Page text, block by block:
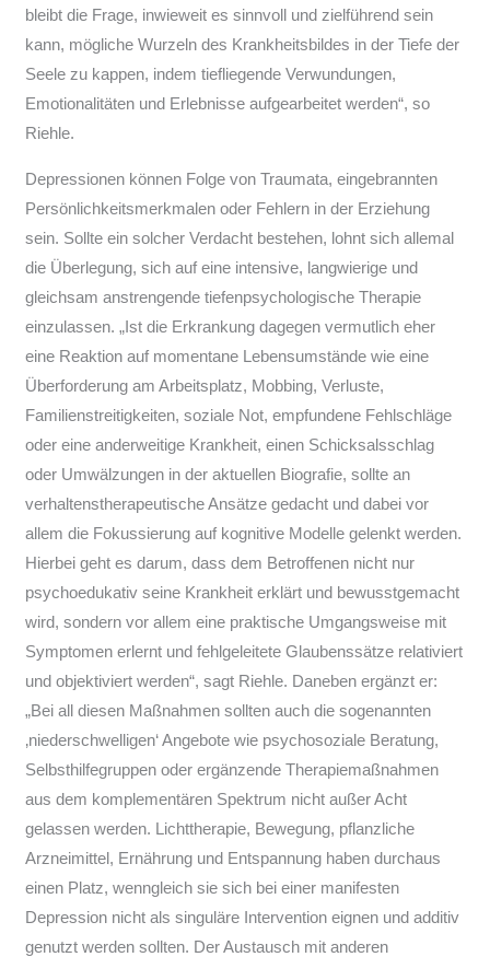
bleibt die Frage, inwieweit es sinnvoll und zielführend sein
kann, mögliche Wurzeln des Krankheitsbildes in der Tiefe der
Seele zu kappen, indem tiefliegende Verwundungen,
Emotionalitäten und Erlebnisse aufgearbeitet werden“, so
Riehle.
Depressionen können Folge von Traumata, eingebrannten
Persönlichkeitsmerkmalen oder Fehlern in der Erziehung
sein. Sollte ein solcher Verdacht bestehen, lohnt sich allemal
die Überlegung, sich auf eine intensive, langwierige und
gleichsam anstrengende tiefenpsychologische Therapie
einzulassen. „Ist die Erkrankung dagegen vermutlich eher
eine Reaktion auf momentane Lebensumstände wie eine
Überforderung am Arbeitsplatz, Mobbing, Verluste,
Familienstreitigkeiten, soziale Not, empfundene Fehlschläge
oder eine anderweitige Krankheit, einen Schicksalsschlag
oder Umwälzungen in der aktuellen Biografie, sollte an
verhaltenstherapeutische Ansätze gedacht und dabei vor
allem die Fokussierung auf kognitive Modelle gelenkt werden.
Hierbei geht es darum, dass dem Betroffenen nicht nur
psychoedukativ seine Krankheit erklärt und bewusstgemacht
wird, sondern vor allem eine praktische Umgangsweise mit
Symptomen erlernt und fehlgeleitete Glaubenssätze relativiert
und objektiviert werden“, sagt Riehle. Daneben ergänzt er:
„Bei all diesen Maßnahmen sollten auch die sogenannten
‚niederschwelligen‘ Angebote wie psychosoziale Beratung,
Selbsthilfegruppen oder ergänzende Therapiemaßnahmen
aus dem komplementären Spektrum nicht außer Acht
gelassen werden. Lichttherapie, Bewegung, pflanzliche
Arzneimittel, Ernährung und Entspannung haben durchaus
einen Platz, wenngleich sie sich bei einer manifesten
Depression nicht als singuläre Intervention eignen und additiv
genutzt werden sollten. Der Austausch mit anderen